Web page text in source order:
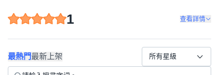
1 查看詳情
最熱門最新上架 所有星級